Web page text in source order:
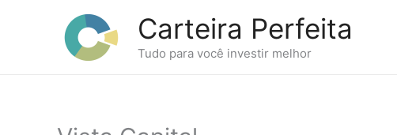
Carteira Perfeita
Tudo para você investir melhor